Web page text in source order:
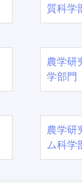
質科学
農学
学部門
農学
ム科学